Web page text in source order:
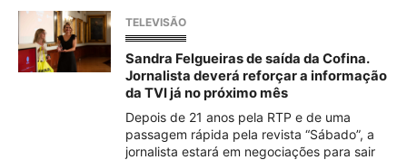
TELEVISÃO
Sandra Felgueiras de saída da Cofina.
Jornalista deverá reforçar a informação
da TVI já no próximo mês
Depois de 21 anos pela RTP e de uma
passagem rápida pela revista “Sábado”, a
jornalista estará em negociações para sair